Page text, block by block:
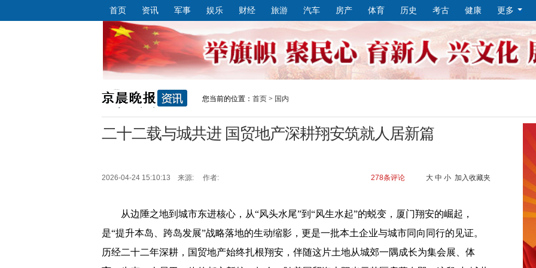
首页 资讯 军事 娱乐 财经 旅游 汽车 房产 体育 历史 考古 健康 更多
您当前的位置： 首页 > 国内
二十二载与城共进 国贸地产深耕翔安筑就人居新篇
2026-04-24 15:10:13 来源: 作者: 大 中 小 加入收藏夹
278条评论
从边陲之地到城市东进核心，从“风头水尾”到“风生水起”的蜕变，厦门翔安的崛起，
是“提升本岛、跨岛发展”战略落地的生动缩影，更是一批本土企业与城市同向同行的见证。
历经二十二年深耕，国贸地产始终扎根翔安，伴随这片土地从城郊一隅成长为集会展、体